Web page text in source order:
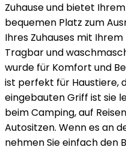
Zuhause und bietet
bequemen Platz zum
Ihres Zuhauses mit
Tragbar und
wurde für Komfort und
ist perfekt für Haustiere,
eingebauten Griff ist sie
beim Camping, auf
Autositzen. Wenn es an
nehmen Sie einfach den